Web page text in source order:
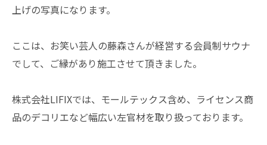
上げの写真になります。
ここは、お笑い芸人の藤森さんが経営する会員制サウナ
でして、ご縁があり施工させて頂きました。
株式会社LIFIXでは、モールテックス含め、ライセンス商
品のデコリエなど幅広い左官材を取り扱っております。